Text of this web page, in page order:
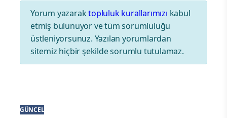
Yorum yazaraktopluluk kurallarımızı kabul
etmiş bulunuyor ve tüm sorumluluğu
üstleniyorsunuz. Yazılan yorumlardan
sitemiz hiçbir şekilde sorumlu tutulamaz.
GÜNCEL